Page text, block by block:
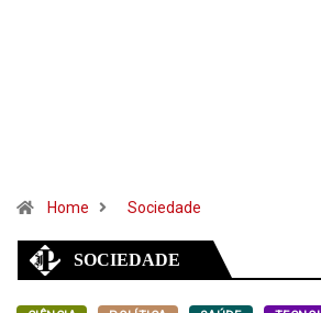
Home Sociedade
SOCIEDADE